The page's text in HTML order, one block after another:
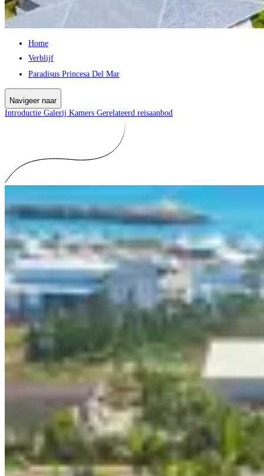
Home
Verblijf
Paradisus Princesa Del Mar
Navigeer naar
Introductie Galerij Kamers Gerelateerd reisaanbod